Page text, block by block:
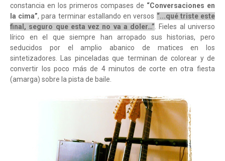
constancia en los primeros compases de “Conversaciones en
la cima”, para terminar estallando en versos “...qué triste este
final, seguro que esta vez no va a doler…”. Fieles al universo
lírico en el que siempre han arropado sus historias, pero
seducidos por el amplio abanico de matices en los
sintetizadores. Las pinceladas que terminan de colorear y de
convertir los poco más de 4 minutos de corte en otra fiesta
(amarga) sobre la pista de baile.